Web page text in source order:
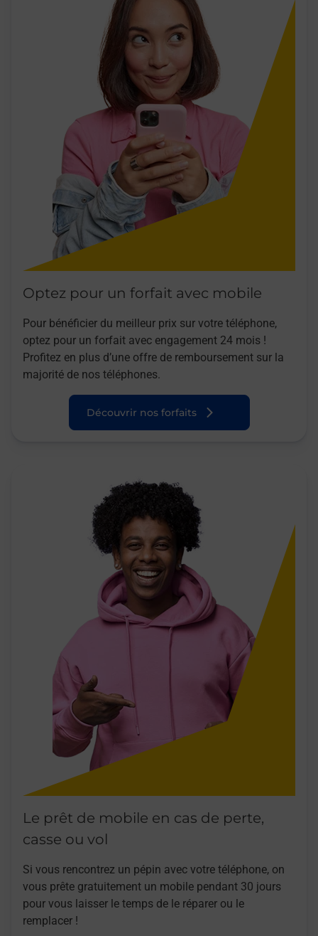
Optez pour un forfait avec mobile
Pour bénéficier du meilleur prix sur votre téléphone,
optez pour un forfait avec engagement 24 mois !
Profitez en plus d’une offre de remboursement sur la
majorité de nos téléphones.
Découvrir nos forfaits
Le prêt de mobile en cas de perte,
casse ou vol
Si vous rencontrez un pépin avec votre téléphone, on
vous prête gratuitement un mobile pendant 30 jours
pour vous laisser le temps de le réparer ou le
remplacer !